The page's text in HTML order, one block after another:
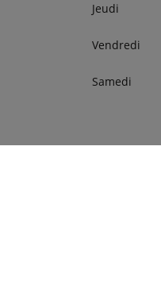
Jeudi
Vendredi
Samedi